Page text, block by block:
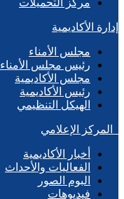
مركز التحميلات
إدارة الأكاديمية
مجلس الأمناء
رئيس مجلس الأمناء
مجلس الأكاديمية
رئيس الأكاديمية
الهيكل التنظيمي
المركز الإعلامي
أخبار الأكاديمية
الفعاليات والأحداث
البوم الصور
فيديوهات